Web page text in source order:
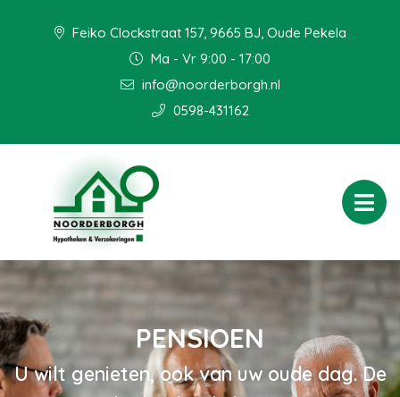
Feiko Clockstraat 157, 9665 BJ, Oude Pekela
Ma - Vr 9:00 - 17:00
info@noorderborgh.nl
0598-431162
PENSIOEN
U wilt genieten, ook van uw oude dag. De